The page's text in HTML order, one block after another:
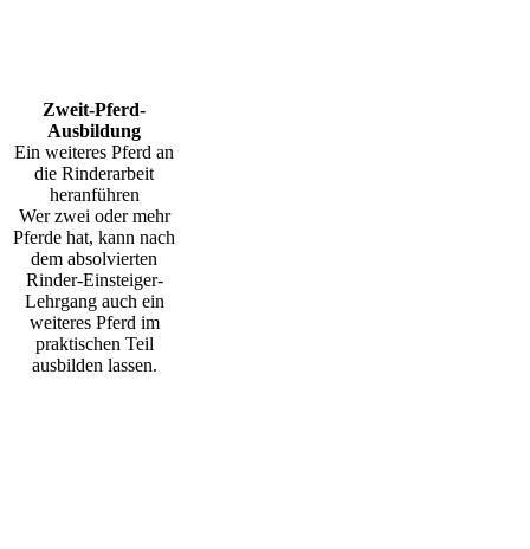
Zweit-Pferd-
Ausbildung
Ein weiteres Pferd an
die Rinderarbeit
heranführen
Wer zwei oder mehr
Pferde hat, kann nach
dem absolvierten
Rinder-Einsteiger-
Lehrgang auch ein
weiteres Pferd im
praktischen Teil
ausbilden lassen.